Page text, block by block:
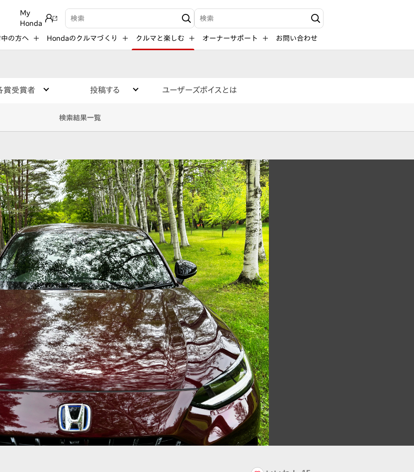
My
Honda
検索キーワード入力 検索キーワード入力
の方へ Hondaのクルマづくり クルマと楽しむ オーナーサポート お問い合わせ
賞受賞者 投稿する ユーザーズボイスとは
検索結果一覧